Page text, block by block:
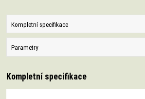
Kompletní specifikace
Parametry
Kompletní specifikace